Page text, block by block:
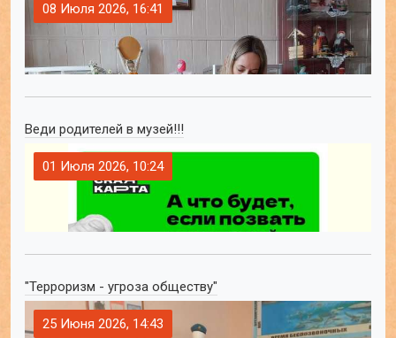
08 Июля 2026, 16:41
Веди родителей в музей!!!
01 Июля 2026, 10:24
"Терроризм - угроза обществу"
25 Июня 2026, 14:43